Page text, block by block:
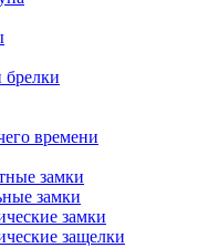
брелки
времени
замки
замки
замки
защелки